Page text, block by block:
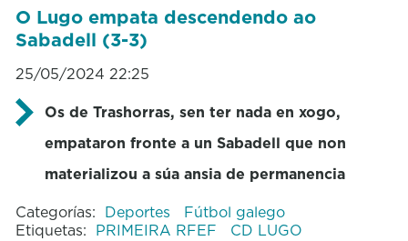
O Lugo empata descendendo ao
Sabadell (3-3)
25/05/2024 22:25
Os de Trashorras, sen ter nada en xogo,
empataron fronte a un Sabadell que non
materializou a súa ansia de permanencia
Categorías: Deportes
Fútbol galego
Etiquetas: PRIMEIRA RFEF CD LUGO